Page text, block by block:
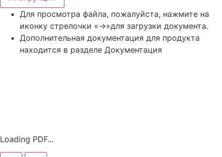
Для просмотра файла, пожалуйста, нажмите на
иконку стрелочки «->»для загрузки документа.
Дополнительная документация для продукта
находится в разделе Документация
Loading PDF...